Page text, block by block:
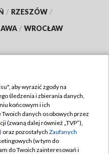
/ RZESZÓW /
/ WROCŁAW
TVP
aby wyrazić zgody na
śledzenia i zbierania danych,
końcowym i ich
danych osobowych przez
(zwaną dalej również „TVP”),
oraz pozostałych Zaufanych
(w tym do
do Twoich zainteresowań i